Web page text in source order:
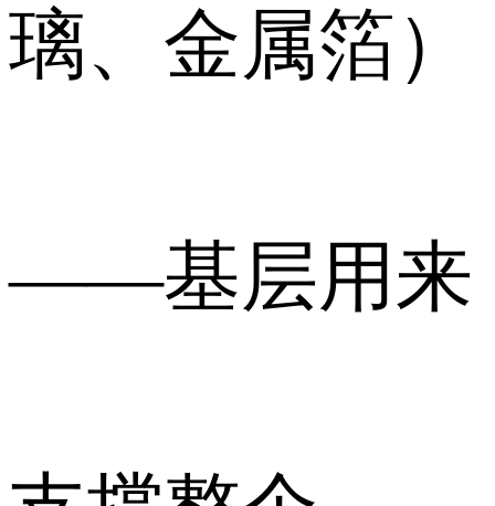
璃、金属箔）
——基层用来